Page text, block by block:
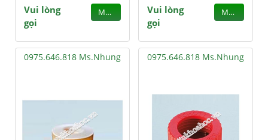
Vui lòng
gọi
MUA
Vui lòng
gọi
MUA
0975.646.818 Ms.Nhung 0975.646.818 Ms.Nhung